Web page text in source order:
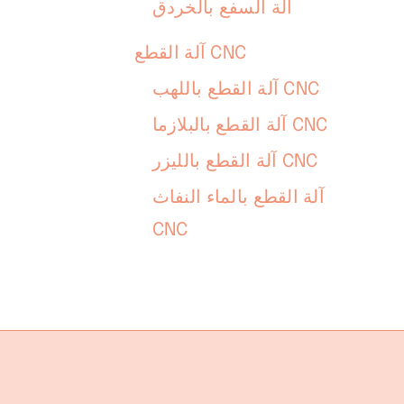
آلة السفع بالخردق
آلة القطع CNC
آلة القطع باللهب CNC
آلة القطع بالبلازما CNC
آلة القطع بالليزر CNC
آلة القطع بالماء النفاث
CNC